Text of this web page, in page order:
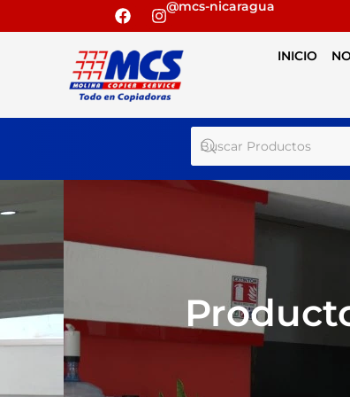
@mcs-nicaragua
INICIO